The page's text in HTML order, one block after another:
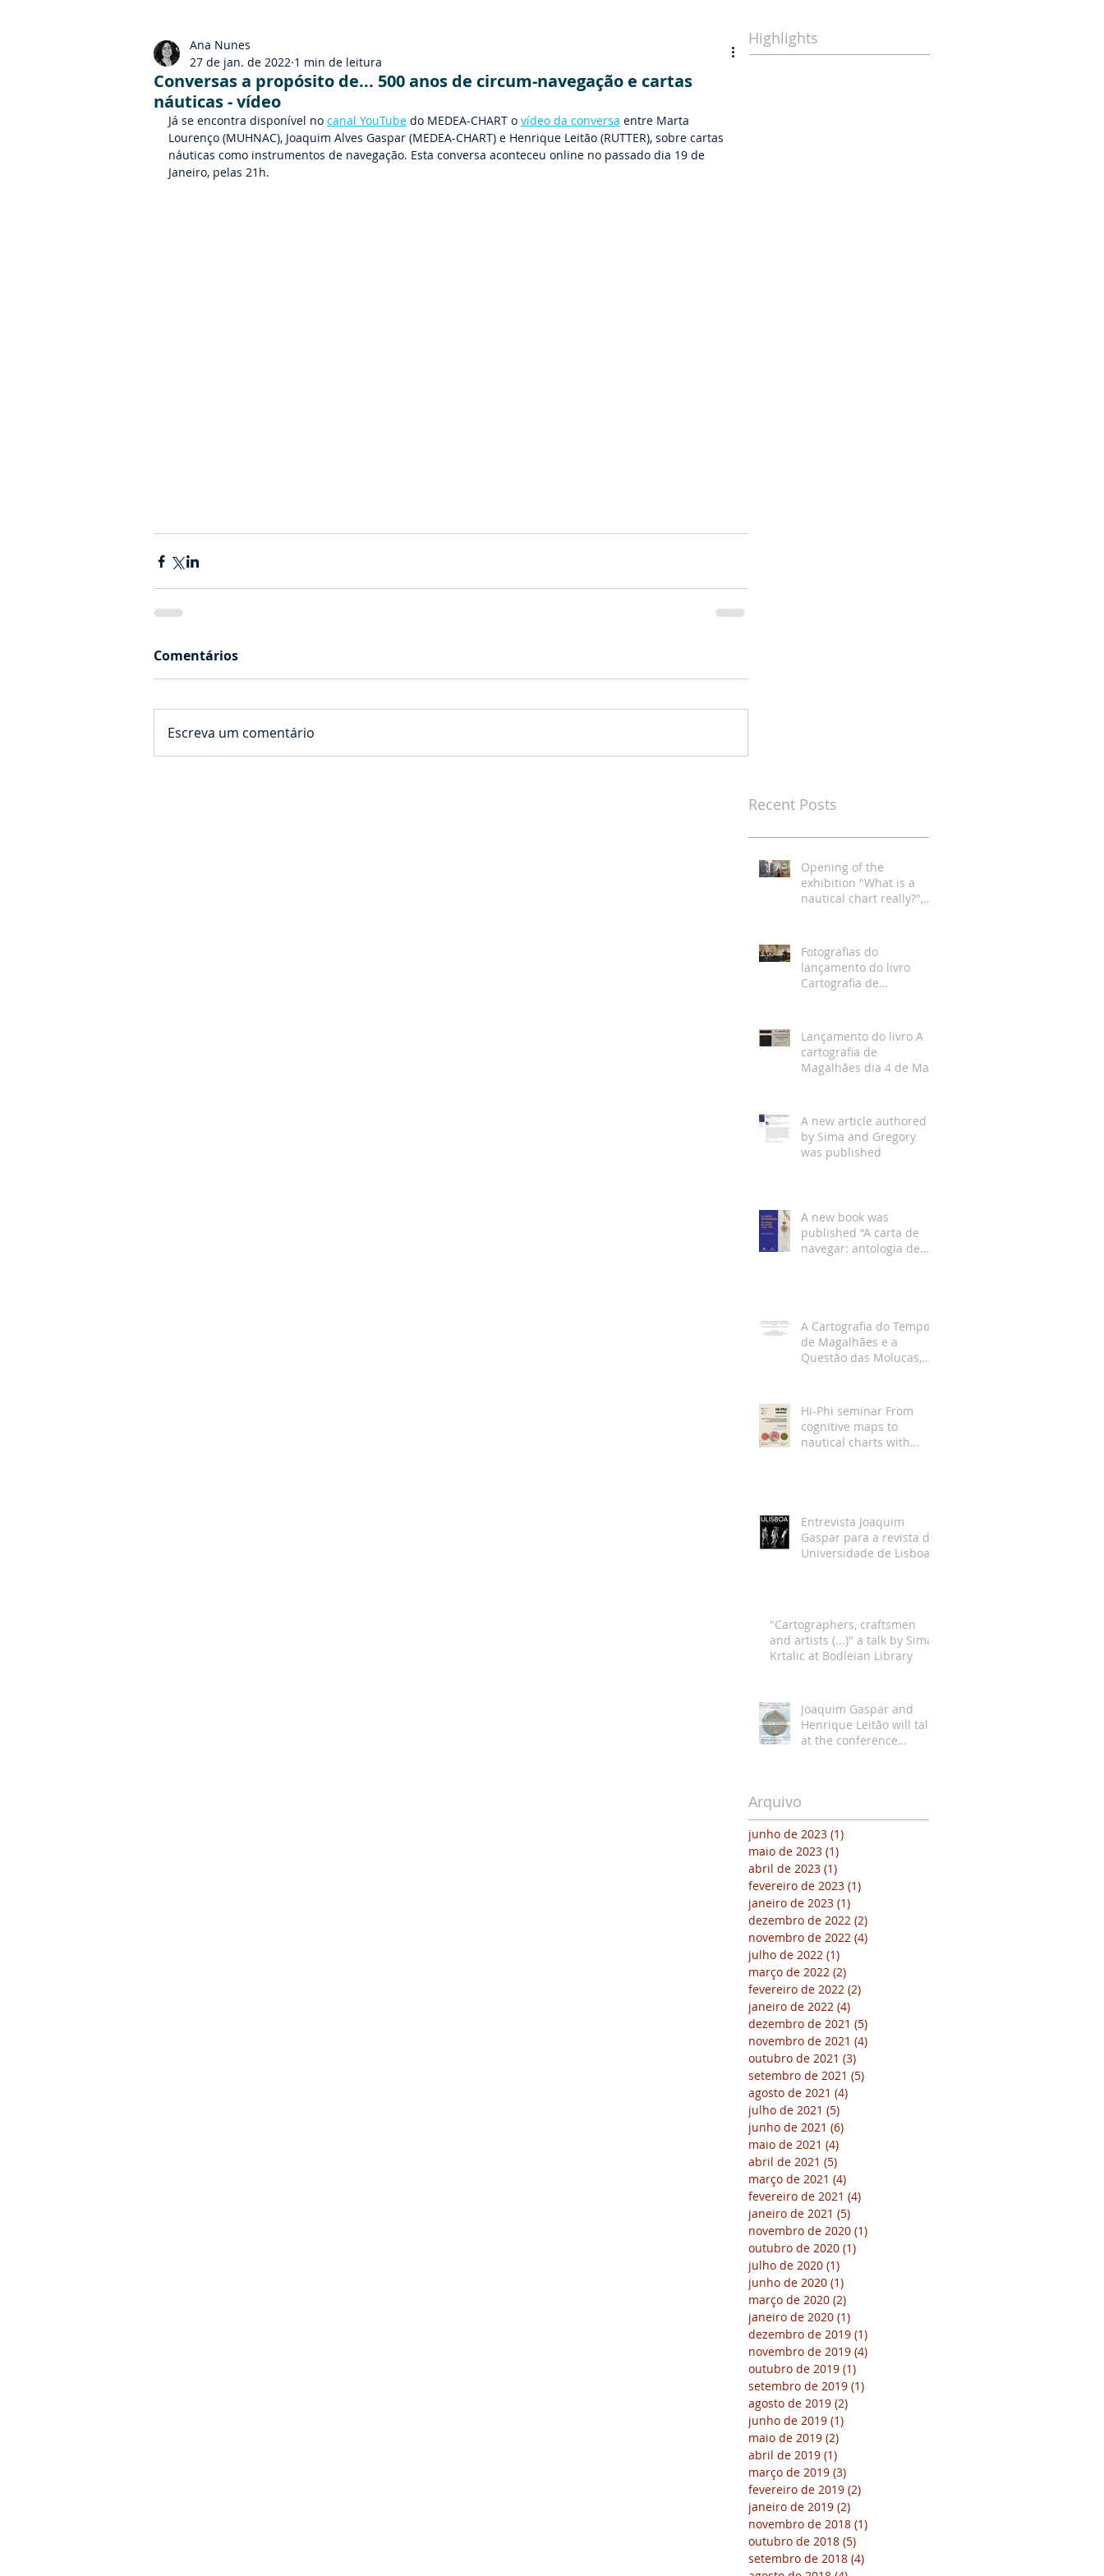
Conversas a propósito de... 500 anos de circum-navegação e cartas
náuticas - vídeo
Ana Nunes
27 de jan. de 2022 1 min de leitura
Já se encontra disponível no canal YouTube do MEDEA-CHART o vídeo da conversa entre Marta
Lourenço (MUHNAC), Joaquim Alves Gaspar (MEDEA-CHART) e Henrique Leitão (RUTTER), sobre cartas
náuticas como instrumentos de navegação. Esta conversa aconteceu online no passado dia 19 de
Janeiro, pelas 21h.
Comentários
Escreva um comentário
Highlights
Recent Posts
Opening of the
exhibition "What is a
nautical chart really?",
Fotografias do
lançamento do livro
Cartografia de
Lançamento do livro A
cartografia de
Magalhães dia 4 de Maio
A new article authored
by Sima and Gregory
was published
A new book was
published “A carta de
navegar: antologia de
A Cartografia do Tempo
de Magalhães e a
Questão das Molucas,
Hi-Phi seminar From
cognitive maps to
nautical charts with
Entrevista Joaquim
Gaspar para a revista da
Universidade de Lisboa
"Cartographers, craftsmen
and artists (...)" a talk by Sima
Krtalic at Bodleian Library
Joaquim Gaspar and
Henrique Leitão will talk
at the conference
Arquivo
junho de 2023 (1)
maio de 2023 (1)
abril de 2023 (1)
fevereiro de 2023 (1)
janeiro de 2023 (1)
dezembro de 2022 (2)
novembro de 2022 (4)
julho de 2022 (1)
março de 2022 (2)
fevereiro de 2022 (2)
janeiro de 2022 (4)
dezembro de 2021 (5)
novembro de 2021 (4)
outubro de 2021 (3)
setembro de 2021 (5)
agosto de 2021 (4)
julho de 2021 (5)
junho de 2021 (6)
maio de 2021 (4)
abril de 2021 (5)
março de 2021 (4)
fevereiro de 2021 (4)
janeiro de 2021 (5)
novembro de 2020 (1)
outubro de 2020 (1)
julho de 2020 (1)
junho de 2020 (1)
março de 2020 (2)
janeiro de 2020 (1)
dezembro de 2019 (1)
novembro de 2019 (4)
outubro de 2019 (1)
setembro de 2019 (1)
agosto de 2019 (2)
junho de 2019 (1)
maio de 2019 (2)
abril de 2019 (1)
março de 2019 (3)
fevereiro de 2019 (2)
janeiro de 2019 (2)
novembro de 2018 (1)
outubro de 2018 (5)
setembro de 2018 (4)